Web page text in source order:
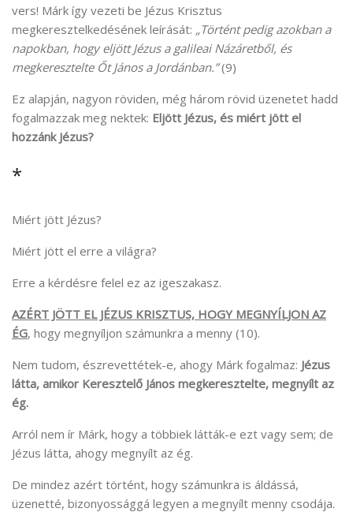
vers! Márk így vezeti be Jézus Krisztus
megkeresztelkedésének leírását: „Történt pedig azokban a
napokban, hogy eljött Jézus a galileai Názáretből, és
megkeresztelte Őt János a Jordánban.”(9)
Ez alapján, nagyon röviden, még három rövid üzenetet hadd
fogalmazzak meg nektek: Eljött Jézus, és miért jött el
hozzánk Jézus?
*
Miért jött Jézus?
Miért jött el erre a világra?
Erre a kérdésre felel ez az igeszakasz.
AZÉRT JÖTT EL JÉZUS KRISZTUS, HOGY MEGNYÍLJON AZ
ÉG, hogy megnyíljon számunkra a menny (10).
Nem tudom, észrevettétek-e, ahogy Márk fogalmaz: Jézus
látta, amikor Keresztelő János megkeresztelte, megnyílt az
ég.
Arról nem ír Márk, hogy a többiek látták-e ezt vagy sem; de
Jézus látta, ahogy megnyílt az ég.
De mindez azért történt, hogy számunkra is áldássá,
üzenetté, bizonyossággá legyen a megnyílt menny csodája.